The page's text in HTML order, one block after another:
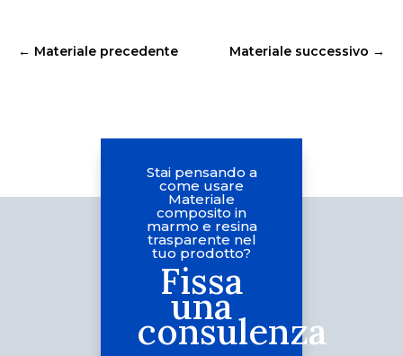
← Materiale precedente Materiale successivo →
Stai pensando a
come usare
Materiale
composito in
marmo e resina
trasparente nel
tuo prodotto?
Fissa
una
consulenza